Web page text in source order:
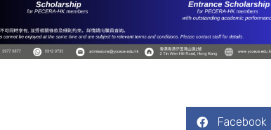
Facebook